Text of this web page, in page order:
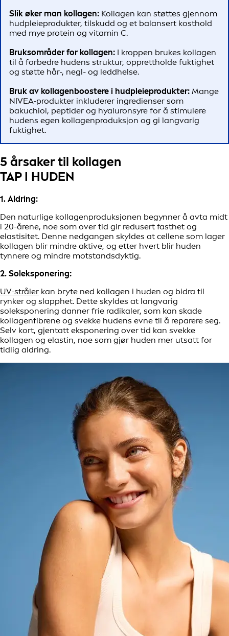
Slik øker man kollagen: Kollagen kan støttes gjennom
hudpleieprodukter, tilskudd og et balansert kosthold
med mye protein og vitamin C.
Bruksområder for kollagen: I kroppen brukes kollagen
til å forbedre hudens struktur, opprettholde fuktighet
og støtte hår-, negl- og leddhelse.
Bruk av kollagenboostere i hudpleieprodukter: Mange
NIVEA-produkter inkluderer ingredienser som
bakuchiol, peptider og hyaluronsyre for å stimulere
hudens egen kollagenproduksjon og gi langvarig
fuktighet.
5 årsaker til kollagen
TAP I HUDEN
1. Aldring:
Den naturlige kollagenproduksjonen begynner å avta midt
i 20-årene, noe som over tid gir redusert fasthet og
elastisitet. Denne nedgangen skyldes at cellene som lager
kollagen blir mindre aktive, og etter hvert blir huden
tynnere og mindre motstandsdyktig.
2. Soleksponering:
UV-stråler kan bryte ned kollagen i huden og bidra til
rynker og slapphet. Dette skyldes at langvarig
soleksponering danner frie radikaler, som kan skade
kollagenfibrene og svekke hudens evne til å reparere seg.
Selv kort, gjentatt eksponering over tid kan svekke
kollagen og elastin, noe som gjør huden mer utsatt for
tidlig aldring.